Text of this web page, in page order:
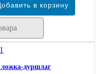
дуршлаг